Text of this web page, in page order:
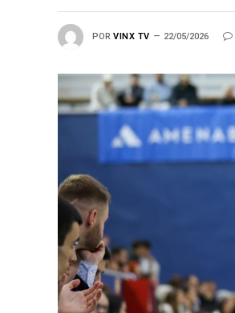
POR VINX TV 22/05/2026